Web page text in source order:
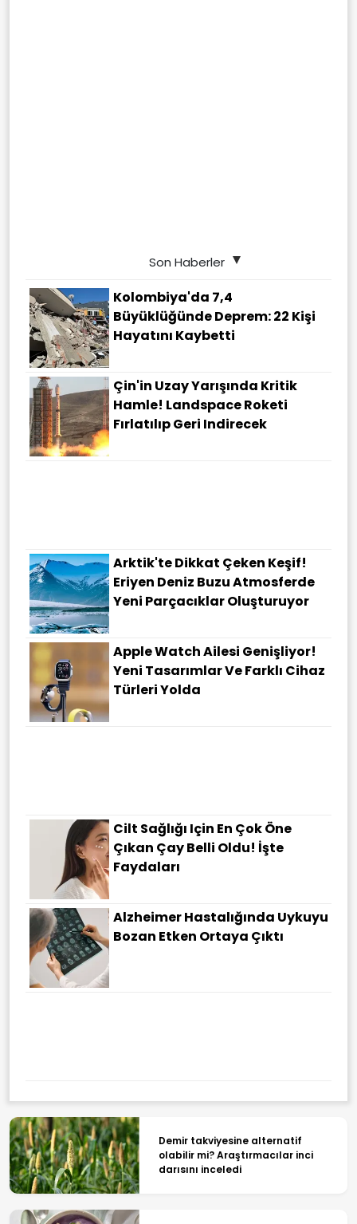
Son Haberler
Kolombiya'da 7,4
Büyüklüğünde Deprem: 22 Kişi
Hayatını Kaybetti
Çin'in Uzay Yarışında Kritik
Hamle! Landspace Roketi
Fırlatılıp Geri Indirecek
Arktik'te Dikkat Çeken Keşif!
Eriyen Deniz Buzu Atmosferde
Yeni Parçacıklar Oluşturuyor
Apple Watch Ailesi Genişliyor!
Yeni Tasarımlar Ve Farklı Cihaz
Türleri Yolda
Cilt Sağlığı Için En Çok Öne
Çıkan Çay Belli Oldu! İşte
Faydaları
Alzheimer Hastalığında Uykuyu
Bozan Etken Ortaya Çıktı
Demir takviyesine alternatif
olabilir mi? Araştırmacılar inci
darısını inceledi